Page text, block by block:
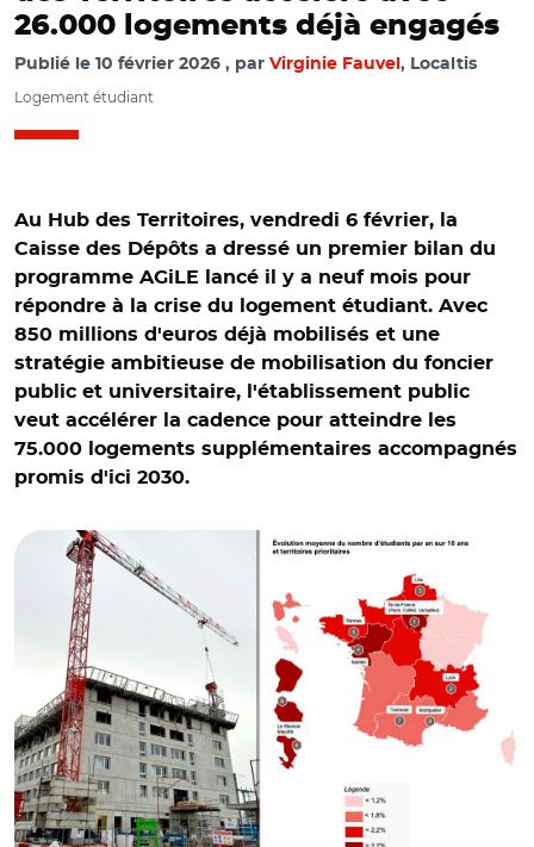
26.000 logements déjà engagés
Publié le 10 février 2026 par Virginie Fauvel , Localtis
Logement étudiant
Au Hub des Territoires, vendredi 6 février, la
Caisse des Dépôts a dressé un premier bilan du
programme AGiLE lancé il y a neuf mois pour
répondre à la crise du logement étudiant. Avec
850 millions d'euros déjà mobilisés et une
stratégie ambitieuse de mobilisation du foncier
public et universitaire, l'établissement public
veut accélérer la cadence pour atteindre les
75.000 logements supplémentaires accompagnés
promis d'ici 2030.
© Banque des territoires. A gauche: Chantier de la